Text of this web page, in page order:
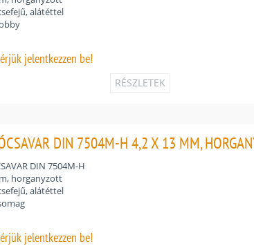
alátéttel
jelentkezzen be!
RÉSZLETEK
DIN 7504M-H 4,2 X 13 MM,
DIN 7504M-H
horganyzott
alátéttel
jelentkezzen be!